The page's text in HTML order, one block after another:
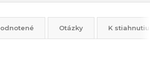
Otázky K stiahnutiu